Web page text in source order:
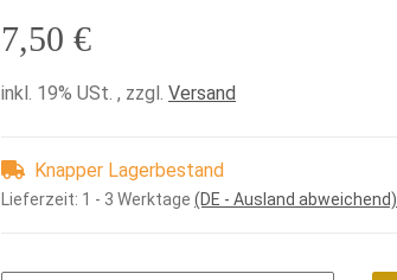
7,50 €
inkl. 19% USt. , zzgl. Versand
Knapper Lagerbestand
Lieferzeit: 1 - 3 Werktage (DE - Ausland abweichend)